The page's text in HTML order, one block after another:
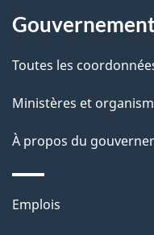
d
e
p
a
site
Toutes les
Ministères et
À propos du
Thèmes
Emplois